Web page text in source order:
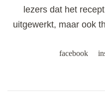
lezers dat het
uitgewerkt, maar ook
facebook
Navigation